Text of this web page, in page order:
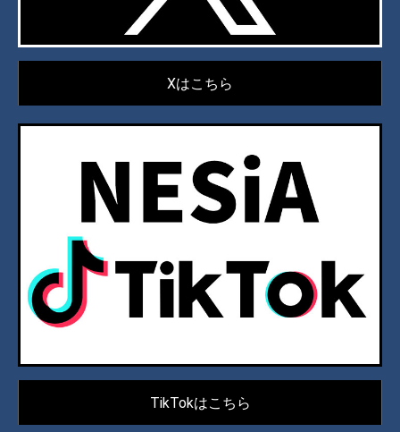
Xはこちら
TikTokはこちら